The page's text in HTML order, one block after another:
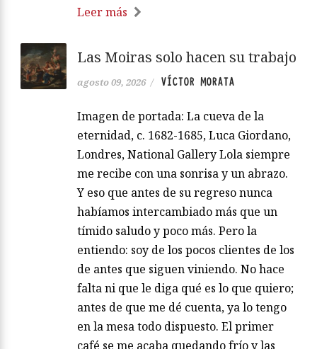
Leer más
Las Moiras solo hacen su trabajo
agosto 09, 2026 / VÍCTOR MORATA
Imagen de portada: La cueva de la
eternidad, c. 1682-1685, Luca Giordano,
Londres, National Gallery Lola siempre
me recibe con una sonrisa y un abrazo.
Y eso que antes de su regreso nunca
habíamos intercambiado más que un
tímido saludo y poco más. Pero la
entiendo: soy de los pocos clientes de los
de antes que siguen viniendo. No hace
falta ni que le diga qué es lo que quiero;
antes de que me dé cuenta, ya lo tengo
en la mesa todo dispuesto. El primer
café se me acaba quedando frío y las